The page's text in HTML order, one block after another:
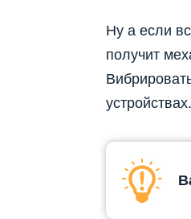
Ну а если
получит
устройствах.